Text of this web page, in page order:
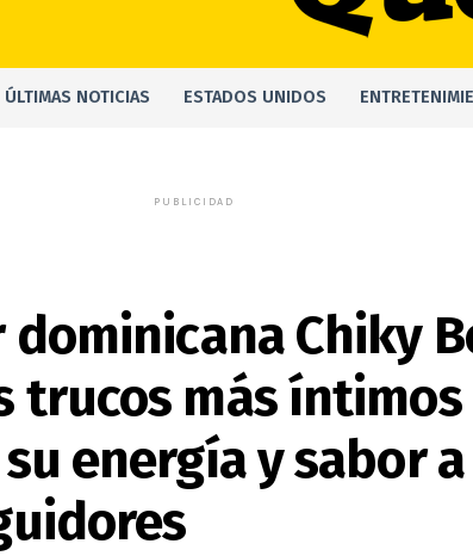
ÚLTIMAS NOTICIAS ESTADOS UNIDOS
PUBLICIDAD
Chiky
trucos más
energía y sabor a